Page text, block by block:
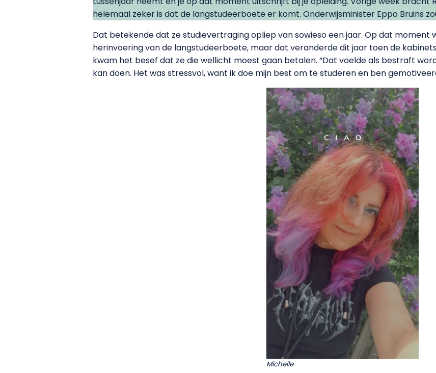
helemaal zeker is dat de langstudeerboete er komt. Onderwijsminister Eppo Bruins
Dat betekende dat ze studievertraging opliep van sowieso een jaar. Op dat moment
herinvoering van de langstudeerboete, maar dat veranderde dit jaar toen de
kwam het besef dat ze die wellicht moest gaan betalen. “Dat voelde als bestraft
kan doen. Het was stressvol, want ik doe mijn best om te studeren en ben
Michelle